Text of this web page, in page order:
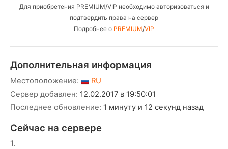
Для приобретения PREMIUM/VIP необходимо авторизоваться и
подтвердить права на сервер
Подробнее о PREMIUM/VIP
Дополнительная информация
Местоположение:
RU
Сервер добавлен: 12.02.2017 в 19:50:01
Последнее обновление: 1 минуту и 12 секунд назад
Сейчас на сервере
1.